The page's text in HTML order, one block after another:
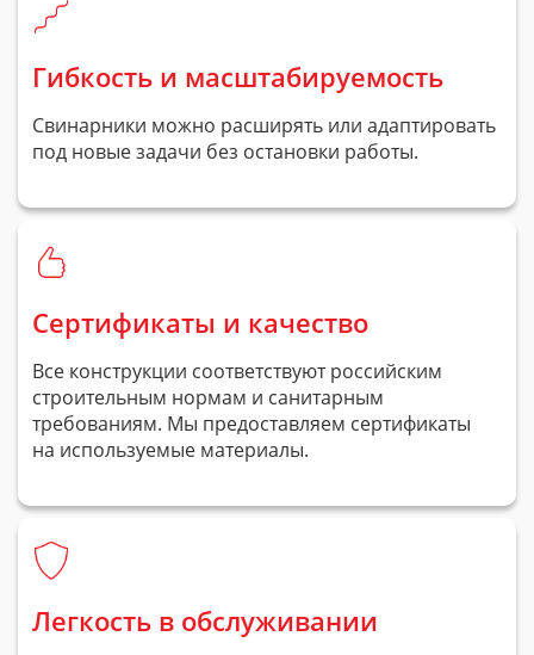
Гибкость и масштабируемость
Свинарники можно расширять или адаптировать
под новые задачи без остановки работы.
Сертификаты и качество
Все конструкции соответствуют российским
строительным нормам и санитарным
требованиям. Мы предоставляем сертификаты
на используемые материалы.
Легкость в обслуживании